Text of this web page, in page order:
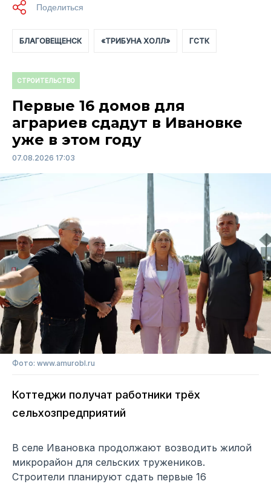
БЛАГОВЕЩЕНСК «ТРИБУНА ХОЛЛ» ГСТК
СТРОИТЕЛЬСТВО
Первые 16 домов для
аграриев сдадут в Ивановке
уже в этом году
07.08.2026 17:03
Фото: www.amurobl.ru
Коттеджи получат работники трёх
сельхозпредприятий
В селе Ивановка продолжают возводить жилой
микрорайон для сельских тружеников.
Строители планируют сдать первые 16